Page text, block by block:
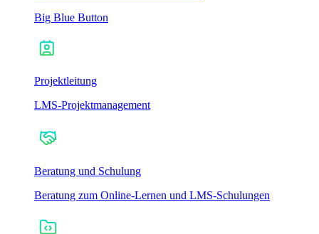
Big Blue Button
Projektleitung
LMS-Projektmanagement
Beratung und Schulung
Beratung zum Online-Lernen und LMS-Schulungen